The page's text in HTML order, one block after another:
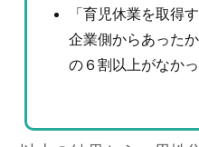
「育児休業を取得
企業側からあった
の６割以上がなか